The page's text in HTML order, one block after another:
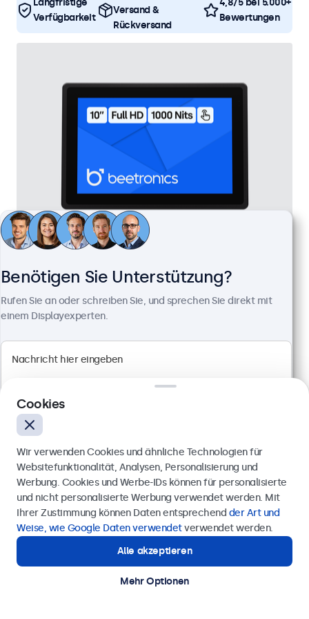
Langfristige
Verfügbarkeit
Versand &
Rückversand
4,8/5 bei 5.000+
Bewertungen
Artikelnummer:10HB9M/U1
High-Brightness Full HD Multi-Touch Panel
Anschlüsse: HDMI, DisplayPort, USB-C, VGA
Außenmaße: 260 x 178 x 37 mm
599,00 €
712,81 € inkl. MwSt.
Ansehen
In den Warenkorb
Benötigen Sie Unterstützung?
Rufen Sie an oder schreiben Sie, und sprechen Sie direkt mit
einem Displayexperten.
Anfrage senden
Rufen Sie uns an unter0211 38 78 95 62
Benötigen Sie Unterstützung?
Kontaktieren Sie uns!
Cookies
Wir verwenden Cookies und ähnliche Technologien für
Websitefunktionalität, Analysen, Personalisierung und
Werbung. Cookies und Werbe-IDs können für personalisierte
und nicht personalisierte Werbung verwendet werden. Mit
Ihrer Zustimmung können Daten entsprechend der Art und
Weise, wie Google Daten verwendetverwendet werden.
Alle akzeptieren
Mehr Optionen